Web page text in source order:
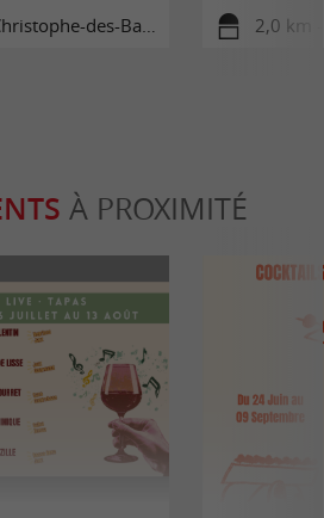
des-Bardes 2,0 km
À PROXIMITÉ